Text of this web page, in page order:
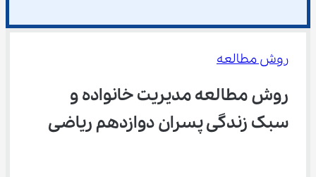
روش مطالعه
روش مطالعه مدیریت خانواده و
سبک زندگی پسران دوازدهم ریاضی